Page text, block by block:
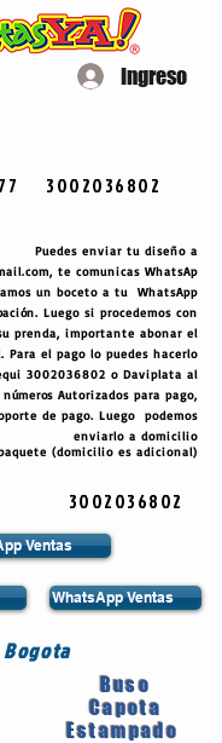
Ingreso
3002036802
Puedes enviar tu diseño a
, te comunicas WhatsAp
un boceto a tu WhatsApp
. Luego si procedemos con
prenda, importante abonar el
el pago lo puedes hacerlo
3002036802 o Daviplata al
números Autorizados para pago,
de pago. Luego podemos
enviarlo a domicilio
(domicilio es adicional)
3002036802
Ventas
WhatsApp Ventas
Bogota
Buso
Capota
Estampado